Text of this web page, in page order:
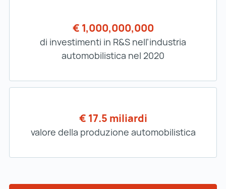
€ 1,000,000,000
di investimenti in R&S nell’industria
automobilistica nel 2020
€ 17.5 miliardi
valore della produzione automobilistica